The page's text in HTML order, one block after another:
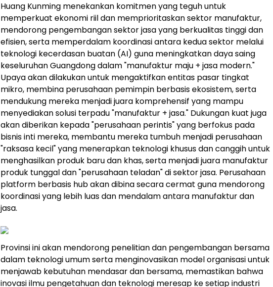
Huang Kunming menekankan komitmen yang teguh untuk
memperkuat ekonomi riil dan memprioritaskan sektor manufaktur,
mendorong pengembangan sektor jasa yang berkualitas tinggi dan
efisien, serta memperdalam koordinasi antara kedua sektor melalui
teknologi kecerdasan buatan (AI) guna meningkatkan daya saing
keseluruhan Guangdong dalam "manufaktur maju + jasa modern."
Upaya akan dilakukan untuk mengaktifkan entitas pasar tingkat
mikro, membina perusahaan pemimpin berbasis ekosistem, serta
mendukung mereka menjadi juara komprehensif yang mampu
menyediakan solusi terpadu "manufaktur + jasa." Dukungan kuat juga
akan diberikan kepada "perusahaan perintis" yang berfokus pada
bisnis inti mereka, membantu mereka tumbuh menjadi perusahaan
"raksasa kecil" yang menerapkan teknologi khusus dan canggih untuk
menghasilkan produk baru dan khas, serta menjadi juara manufaktur
produk tunggal dan "perusahaan teladan" di sektor jasa. Perusahaan
platform berbasis hub akan dibina secara cermat guna mendorong
koordinasi yang lebih luas dan mendalam antara manufaktur dan
jasa.
Provinsi ini akan mendorong penelitian dan pengembangan bersama
dalam teknologi umum serta menginovasikan model organisasi untuk
menjawab kebutuhan mendasar dan bersama, memastikan bahwa
inovasi ilmu pengetahuan dan teknologi meresap ke setiap industri